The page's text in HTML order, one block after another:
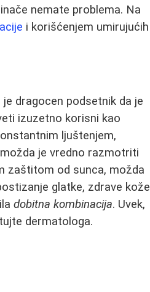
nemate problema. Na
i korišćenjem umirujućih
dragocen podsetnik da je
izuzetno korisni kao
ljuštenjem,
je vredno razmotriti
zaštitom od sunca, možda
glatke, zdrave kože
dobitna kombinacija. Uvek,
dermatologa.